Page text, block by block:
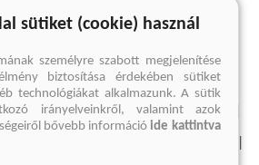
nincs találat
Elállási felmondási nyilatkozat
sütiket (cookie) használ
személyre szabott megjelenítése
biztosítása érdekében sütiket
technológiákat alkalmazunk. A sütik
irányelveinkről, valamint azok
bővebb információide kattintva